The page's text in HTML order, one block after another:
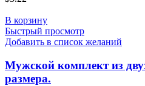
В корзину
Быстрый просмотр
Добавить в список желаний
Мужской комплект из
размера.